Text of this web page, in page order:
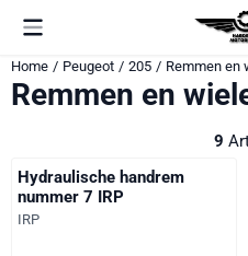
Cookievoorkeuren zijn
Home / Peugeot / 205 / Remmen en
Remmen en
9
Hydraulische handrem
nummer 7 IRP
Merk:
IRP